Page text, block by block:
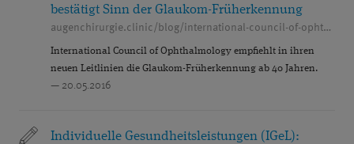
bestätigt Sinn der Glaukom-Früherkennung
augenchirurgie.clinic/blog/international-council-of-ophthalmology-bestaetigt-sinn-der-glaukom-frueherkennung
International Council of Ophthalmology empfiehlt in ihren
neuen Leitlinien die Glaukom-Früherkennung ab 40 Jahren.
— 20.05.2016
Individuelle Gesundheitsleistungen (IGeL):